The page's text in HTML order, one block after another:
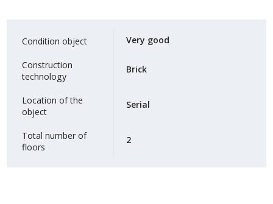
Condition object Very good
Construction
technology
Brick
Location of the
object
Serial
Total number of
floors
2